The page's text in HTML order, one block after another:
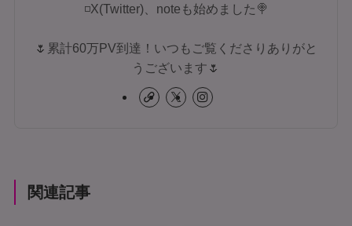
◽X(Twitter)、noteも始めました🍭
🌷累計60万PV到達！いつもご覧くださりありがと
うございます🌷
関連記事